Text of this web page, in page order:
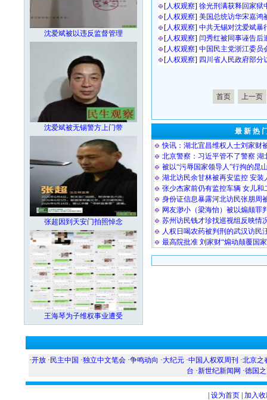
沈爱斌被以违反监督管理
沈爱斌被无锡警方上门带
张超因到天安门拍照悼念
王海琴为子维权事业遭受
[人权观察] 徐光刑满获释回家狱
[人权观察] 美国总统访华宋嘉鸿
[人权观察] 中共无锡对沈爱斌暴
[人权观察] 闫秀红被同事诬告后
[人权观察] 中国民主党浙江委员
[人权观察] 四川省人民政府部分
首页 上一页
最 新 热
快讯：湖北宜昌维权人士刘家财
北京警察：习近平管不了警察 湖
被以“污辱国家领导人”行拘的昆
湖北访民余甘林被再安监控 安装
张少杰家前仍有监控车辆 女儿和
身份证信息暴露河北访民张朋周
网友渺小（梁海怡）被以煽颠罪
苏州访民钱才珍找巡视组反映情
人权日喝农药被判刑的武汉访民
最高院批准 刘家财“煽动颠覆国
·开放 · 民主中国 ·独立中文笔会 ·争鸣动向 ·大纪元 ·中国人权双周刊 ·北京之
台 ·新世纪新闻网 ·德国
设为首页 加入